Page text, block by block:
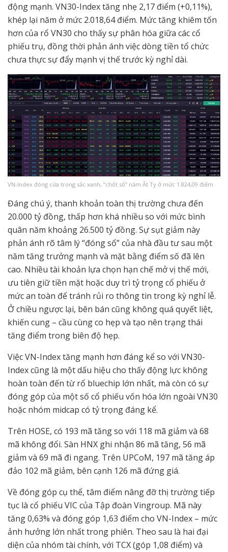
động mạnh. VN30-Index tăng nhẹ 2,17 điểm (+0,11%),
khép lại năm ở mức 2.018,64 điểm. Mức tăng khiêm tốn
hơn của rổ VN30 cho thấy sự phân hóa giữa các cổ
phiếu trụ, đồng thời phản ánh việc dòng tiền tổ chức
chưa thực sự đẩy mạnh vị thế trước kỳ nghỉ dài.
VN-Index đóng cửa trong sắc xanh, “chốt sổ” năm Ất Tỵ ở mức 1.824,09 điểm
Đáng chú ý, thanh khoản toàn thị trường chưa đến
20.000 tỷ đồng, thấp hơn khá nhiều so với mức bình
quân năm khoảng 26.500 tỷ đồng. Sự sụt giảm này
phản ánh rõ tâm lý “đóng sổ” của nhà đầu tư sau một
năm tăng trưởng mạnh và mặt bằng điểm số đã lên
cao. Nhiều tài khoản lựa chọn hạn chế mở vị thế mới,
ưu tiên giữ tiền mặt hoặc duy trì tỷ trọng cổ phiếu ở
mức an toàn để tránh rủi ro thông tin trong kỳ nghỉ lễ.
Ở chiều ngược lại, bên bán cũng không quá quyết liệt,
khiến cung – cầu cùng co hẹp và tạo nên trạng thái
tăng điểm trong biên độ hẹp.
Việc VN-Index tăng mạnh hơn đáng kể so với VN30-
Index cũng là một dấu hiệu cho thấy động lực không
hoàn toàn đến từ rổ bluechip lớn nhất, mà còn có sự
đóng góp của một số cổ phiếu vốn hóa lớn ngoài VN30
hoặc nhóm midcap có tỷ trọng đáng kể.
Trên HOSE, có 193 mã tăng so với 118 mã giảm và 68
mã không đổi. Sàn HNX ghi nhận 86 mã tăng, 56 mã
giảm và 69 mã đi ngang. Trên UPCoM, 197 mã tăng áp
đảo 102 mã giảm, bên cạnh 126 mã đứng giá.
Về đóng góp cụ thể, tâm điểm nâng đỡ thị trường tiếp
tục là cổ phiếu VIC của Tập đoàn Vingroup. Mã này
tăng 0,63% và đóng góp 1,63 điểm cho VN-Index – mức
ảnh hưởng lớn nhất trong phiên. Theo sau là hai đại
diện của nhóm tài chính, với TCX (góp 1,08 điểm) và